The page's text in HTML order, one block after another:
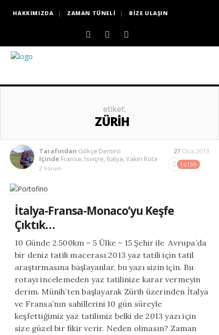
HAKKIMIZDA ZAMAN TÜNELI BIZE ULAŞIN
etiket:
ZÜRIH
Tarafından Gökçe Demirci
Içinde Fransa, İsviçre, İtalya,Yakın Rota
2 Yorum
16199
27 Oca 2013
İtalya-Fransa-Monaco’yu Keşfe
Çıktık…
10 Günde 2.500km – 5 Ülke – 15 Şehir ile Avrupa’da
bir deniz tatili macerası 2013 yaz tatili için tatil
araştırmasına başlayanlar, bu yazı sizin için. Bu
rotayı incelemeden yaz tatilinize karar vermeyin
derim. Münih’ten başlayarak Zürih üzerinden İtalya
ve Fransa’nın sahillerini 10 gün süreyle
keşfettiğimiz yaz tatilimiz belki de 2013 yazı için
size güzel bir fikir verir. Neden olmasın? Zaman